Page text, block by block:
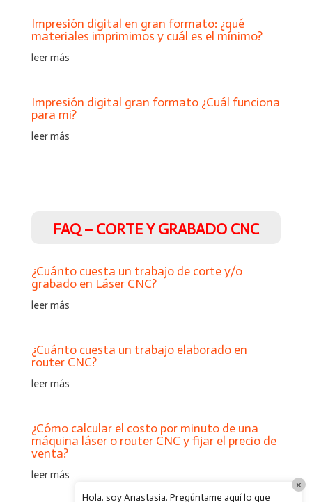
Impresión digital en gran formato: ¿qué
materiales imprimimos y cuál es el mínimo?
leer más
Impresión digital gran formato ¿Cuál funciona
para mi?
leer más
FAQ – CORTE Y GRABADO CNC
¿Cuánto cuesta un trabajo de corte y/o
grabado en Láser CNC?
leer más
¿Cuánto cuesta un trabajo elaborado en
router CNC?
leer más
¿Cómo calcular el costo por minuto de una
máquina láser o router CNC y fijar el precio de
venta?
leer más
Hola. soy Anastasia. Pregúntame aquí lo que
×